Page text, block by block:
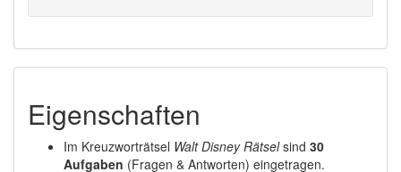
Eigenschaften
Im Kreuzworträtsel Walt Disney Rätselsind 30
Aufgaben (Fragen & Antworten) eingetragen.